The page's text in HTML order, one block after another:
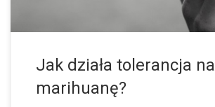
Jak działa tolerancja na
marihuanę?